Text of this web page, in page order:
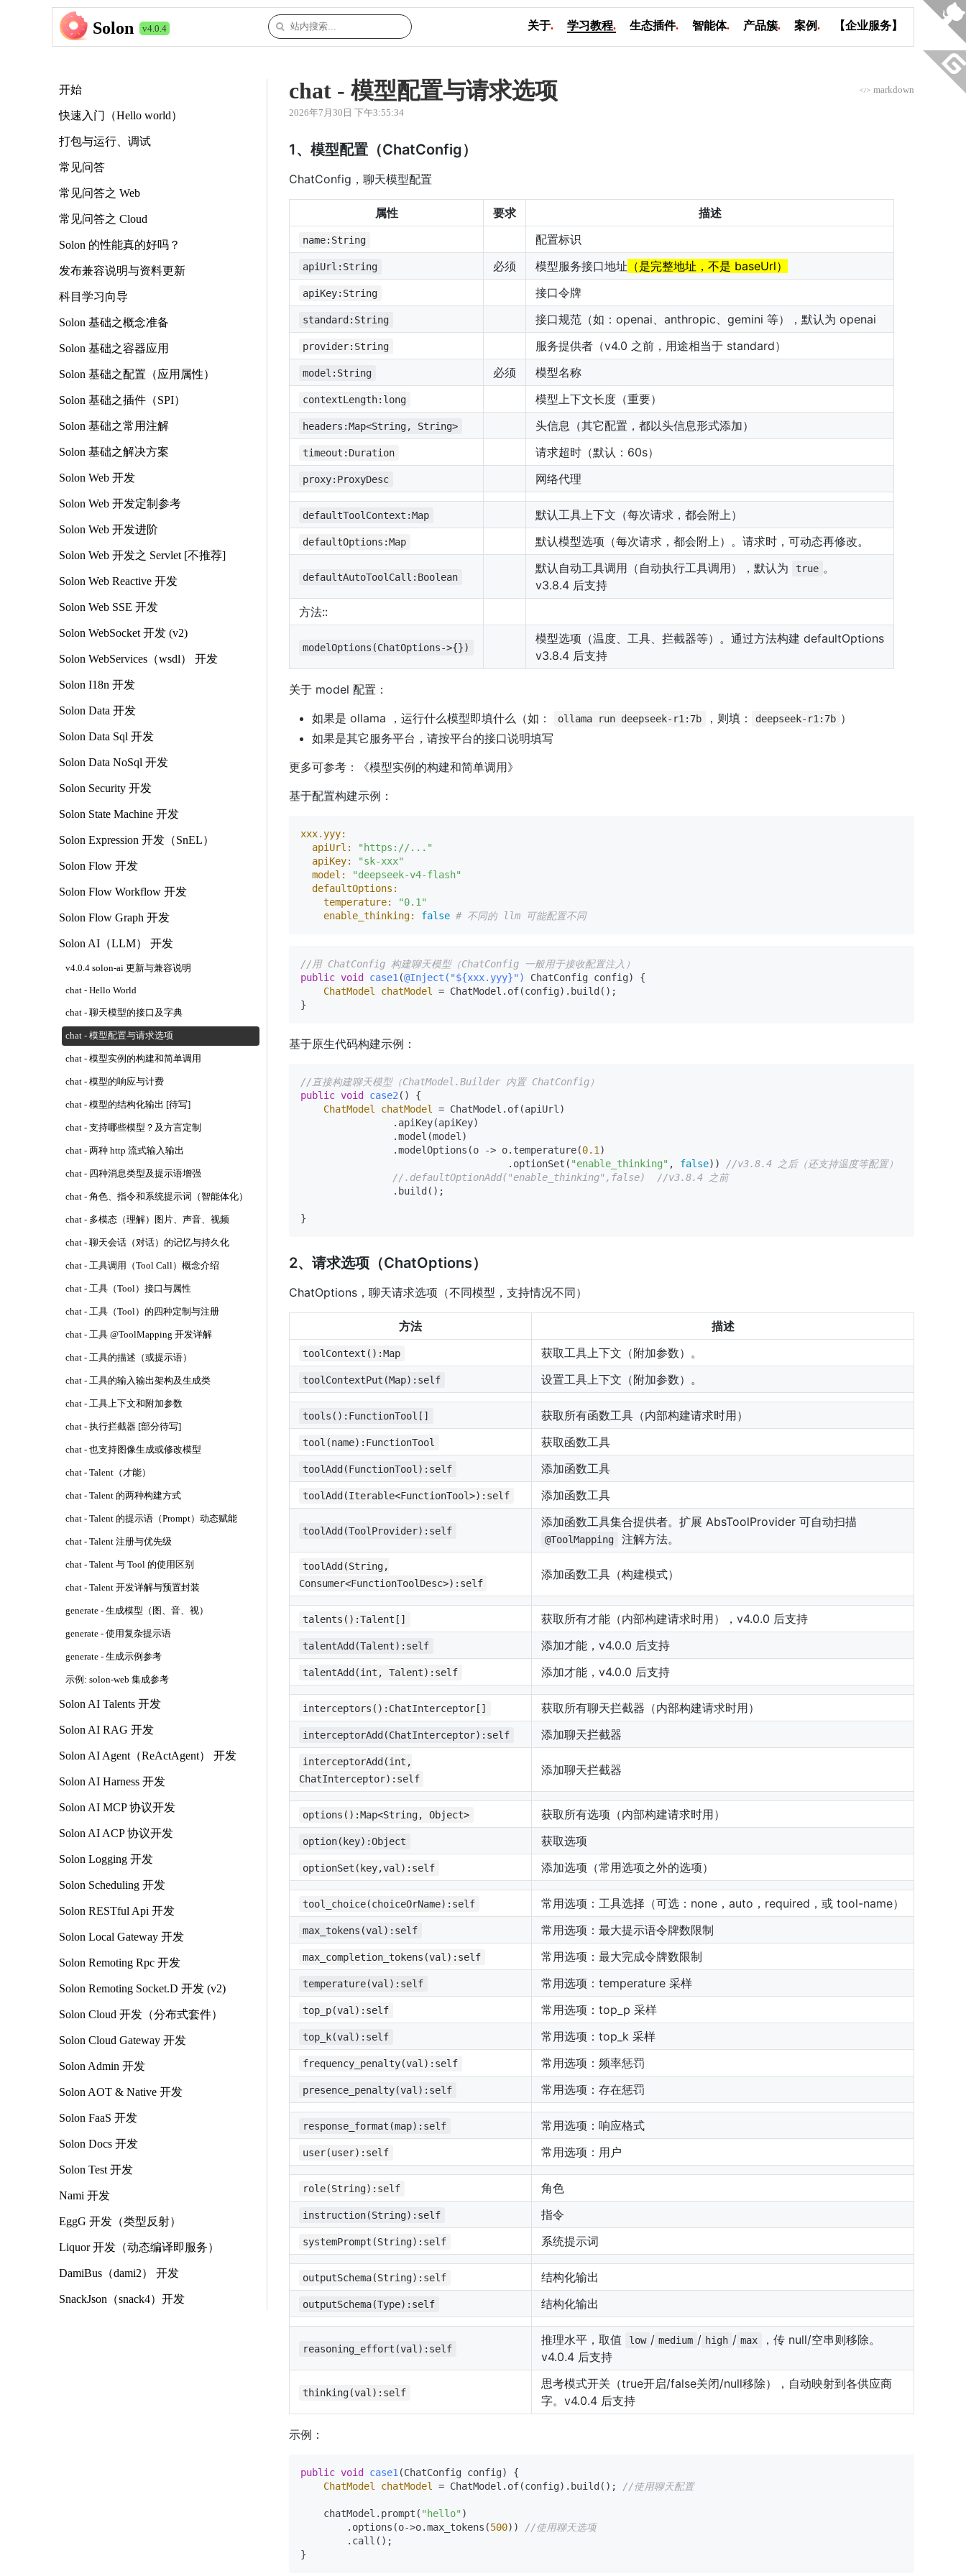
Solon v4.0.4 关于. 学习教程. 生态插件. 智能体. 产品簇. 案例. 【企业服务】
开始
快速入门（Hello world）
打包与运行、调试
常见问答
常见问答之 Web
常见问答之 Cloud
Solon 的性能真的好吗？
发布兼容说明与资料更新
科目学习向导
Solon 基础之概念准备
Solon 基础之容器应用
Solon 基础之配置（应用属性）
Solon 基础之插件（SPI）
Solon 基础之常用注解
Solon 基础之解决方案
Solon Web 开发
Solon Web 开发定制参考
Solon Web 开发进阶
Solon Web 开发之 Servlet [不推荐]
Solon Web Reactive 开发
Solon Web SSE 开发
Solon WebSocket 开发 (v2)
Solon WebServices（wsdl） 开发
Solon I18n 开发
Solon Data 开发
Solon Data Sql 开发
Solon Data NoSql 开发
Solon Security 开发
Solon State Machine 开发
Solon Expression 开发（SnEL）
Solon Flow 开发
Solon Flow Workflow 开发
Solon Flow Graph 开发
Solon AI（LLM） 开发
v4.0.4 solon-ai 更新与兼容说明
chat - Hello World
chat - 聊天模型的接口及字典
chat - 模型配置与请求选项
chat - 模型实例的构建和简单调用
chat - 模型的响应与计费
chat - 模型的结构化输出 [待写]
chat - 支持哪些模型？及方言定制
chat - 两种 http 流式输入输出
chat - 四种消息类型及提示语增强
chat - 角色、指令和系统提示词（智能体化）
chat - 多模态（理解）图片、声音、视频
chat - 聊天会话（对话）的记忆与持久化
chat - 工具调用（Tool Call）概念介绍
chat - 工具（Tool）接口与属性
chat - 工具（Tool）的四种定制与注册
chat - 工具 @ToolMapping 开发详解
chat - 工具的描述（或提示语）
chat - 工具的输入输出架构及生成类
chat - 工具上下文和附加参数
chat - 执行拦截器 [部分待写]
chat - 也支持图像生成或修改模型
chat - Talent（才能）
chat - Talent 的两种构建方式
chat - Talent 的提示语（Prompt）动态赋能
chat - Talent 注册与优先级
chat - Talent 与 Tool 的使用区别
chat - Talent 开发详解与预置封装
generate - 生成模型（图、音、视）
generate - 使用复杂提示语
generate - 生成示例参考
示例: solon-web 集成参考
Solon AI Talents 开发
Solon AI RAG 开发
Solon AI Agent（ReActAgent） 开发
Solon AI Harness 开发
Solon AI MCP 协议开发
Solon AI ACP 协议开发
Solon Logging 开发
Solon Scheduling 开发
Solon RESTful Api 开发
Solon Local Gateway 开发
Solon Remoting Rpc 开发
Solon Remoting Socket.D 开发 (v2)
Solon Cloud 开发（分布式套件）
Solon Cloud Gateway 开发
Solon Admin 开发
Solon AOT & Native 开发
Solon FaaS 开发
Solon Docs 开发
Solon Test 开发
Nami 开发
EggG 开发（类型反射）
Liquor 开发（动态编译即服务）
DamiBus（dami2） 开发
SnackJson（snack4）开发
chat - 模型配置与请求选项 </> markdown
2026年7月30日 下午3:55:34
1、模型配置（ChatConfig）
ChatConfig，聊天模型配置
属性 要求 描述
name:String 配置标识
apiUrl:String 必须 模型服务接口地址 （是完整地址，不是 baseUrl）
apiKey:String 接口令牌
standard:String 接口规范（如：openai、anthropic、gemini 等），默认为 openai
provider:String 服务提供者（v4.0 之前，用途相当于 standard）
model:String 必须 模型名称
contextLength:long 模型上下文长度（重要）
headers:Map<String, String> 头信息（其它配置，都以头信息形式添加）
timeout:Duration 请求超时（默认：60s）
proxy:ProxyDesc 网络代理
defaultToolContext:Map 默认工具上下文（每次请求，都会附上）
defaultOptions:Map 默认模型选项（每次请求，都会附上）。请求时，可动态再修改。
defaultAutoToolCall:Boolean
默认自动工具调用（自动执行工具调用），默认为 true 。
v3.8.4 后支持
方法::
modelOptions(ChatOptions->{})
模型选项（温度、工具、拦截器等）。通过方法构建 defaultOptions
v3.8.4 后支持
关于 model 配置：
如果是 ollama ，运行什么模型即填什么（如：
ollama run deepseek-r1:7b ，则填： deepseek-r1:7b ）
如果是其它服务平台，请按平台的接口说明填写
更多可参考：《模型实例的构建和简单调用》
基于配置构建示例：
xxx.yyy:
apiUrl:
"https://..."
apiKey:
"sk-xxx"
model:
"deepseek-v4-flash"
defaultOptions:
temperature:
"0.1"
enable_thinking:
false # 不同的 llm 可能配置不同
//用 ChatConfig 构建聊天模型（ChatConfig 一般用于接收配置注入）
public void case1 (@Inject("${xxx.yyy}") ChatConfig config)
{
ChatModel
chatModel = ChatModel.of(config).build();
基于原生代码构建示例：
//直接构建聊天模型（ChatModel.Builder 内置 ChatConfig）
public void case2 ()
{
ChatModel
chatModel = ChatModel.of(apiUrl)
                .apiKey(apiKey)
                .model(model)
                .modelOptions(o -> o.temperature(
0.1 )
                                    .optionSet(
"enable_thinking" , false))
//v3.8.4 之后（还支持温度等配置）
//.defaultOptionAdd("enable_thinking",false)  //v3.8.4 之前
                .build();
2、请求选项（ChatOptions）
ChatOptions，聊天请求选项（不同模型，支持情况不同）
方法 描述
toolContext():Map 获取工具上下文（附加参数）。
toolContextPut(Map):self 设置工具上下文（附加参数）。
tools():FunctionTool[] 获取所有函数工具（内部构建请求时用）
tool(name):FunctionTool 获取函数工具
toolAdd(FunctionTool):self 添加函数工具
toolAdd(Iterable<FunctionTool>):self 添加函数工具
toolAdd(ToolProvider):self
添加函数工具集合提供者。扩展 AbsToolProvider 可自动扫描
@ToolMapping 注解方法。
toolAdd(String,
Consumer<FunctionToolDesc>):self
添加函数工具（构建模式）
talents():Talent[] 获取所有才能（内部构建请求时用），v4.0.0 后支持
talentAdd(Talent):self 添加才能，v4.0.0 后支持
talentAdd(int, Talent):self 添加才能，v4.0.0 后支持
interceptors():ChatInterceptor[] 获取所有聊天拦截器（内部构建请求时用）
interceptorAdd(ChatInterceptor):self 添加聊天拦截器
interceptorAdd(int,
ChatInterceptor):self
添加聊天拦截器
options():Map<String, Object> 获取所有选项（内部构建请求时用）
option(key):Object 获取选项
optionSet(key,val):self 添加选项（常用选项之外的选项）
tool_choice(choiceOrName):self 常用选项：工具选择（可选：none，auto，required，或 tool-name）
max_tokens(val):self 常用选项：最大提示语令牌数限制
max_completion_tokens(val):self 常用选项：最大完成令牌数限制
temperature(val):self 常用选项：temperature 采样
top_p(val):self 常用选项：top_p 采样
top_k(val):self 常用选项：top_k 采样
frequency_penalty(val):self 常用选项：频率惩罚
presence_penalty(val):self 常用选项：存在惩罚
response_format(map):self 常用选项：响应格式
user(user):self 常用选项：用户
role(String):self 角色
instruction(String):self 指令
systemPrompt(String):self 系统提示词
outputSchema(String):self 结构化输出
outputSchema(Type):self 结构化输出
reasoning_effort(val):self
推理水平，取值 low / medium / high / max
，传 null/空串则移除。
v4.0.4 后支持
thinking(val):self
思考模式开关（true开启/false关闭/null移除），自动映射到各供应商
字。v4.0.4 后支持
示例：
public void case1 (ChatConfig config)
{
ChatModel
chatModel = ChatModel.of(config).build(); //使用聊天配置
    chatModel.prompt(
"hello" )
        .options(o->o.max_tokens(
500))
//使用聊天选项
        .call();